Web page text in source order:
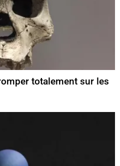
totalement sur les